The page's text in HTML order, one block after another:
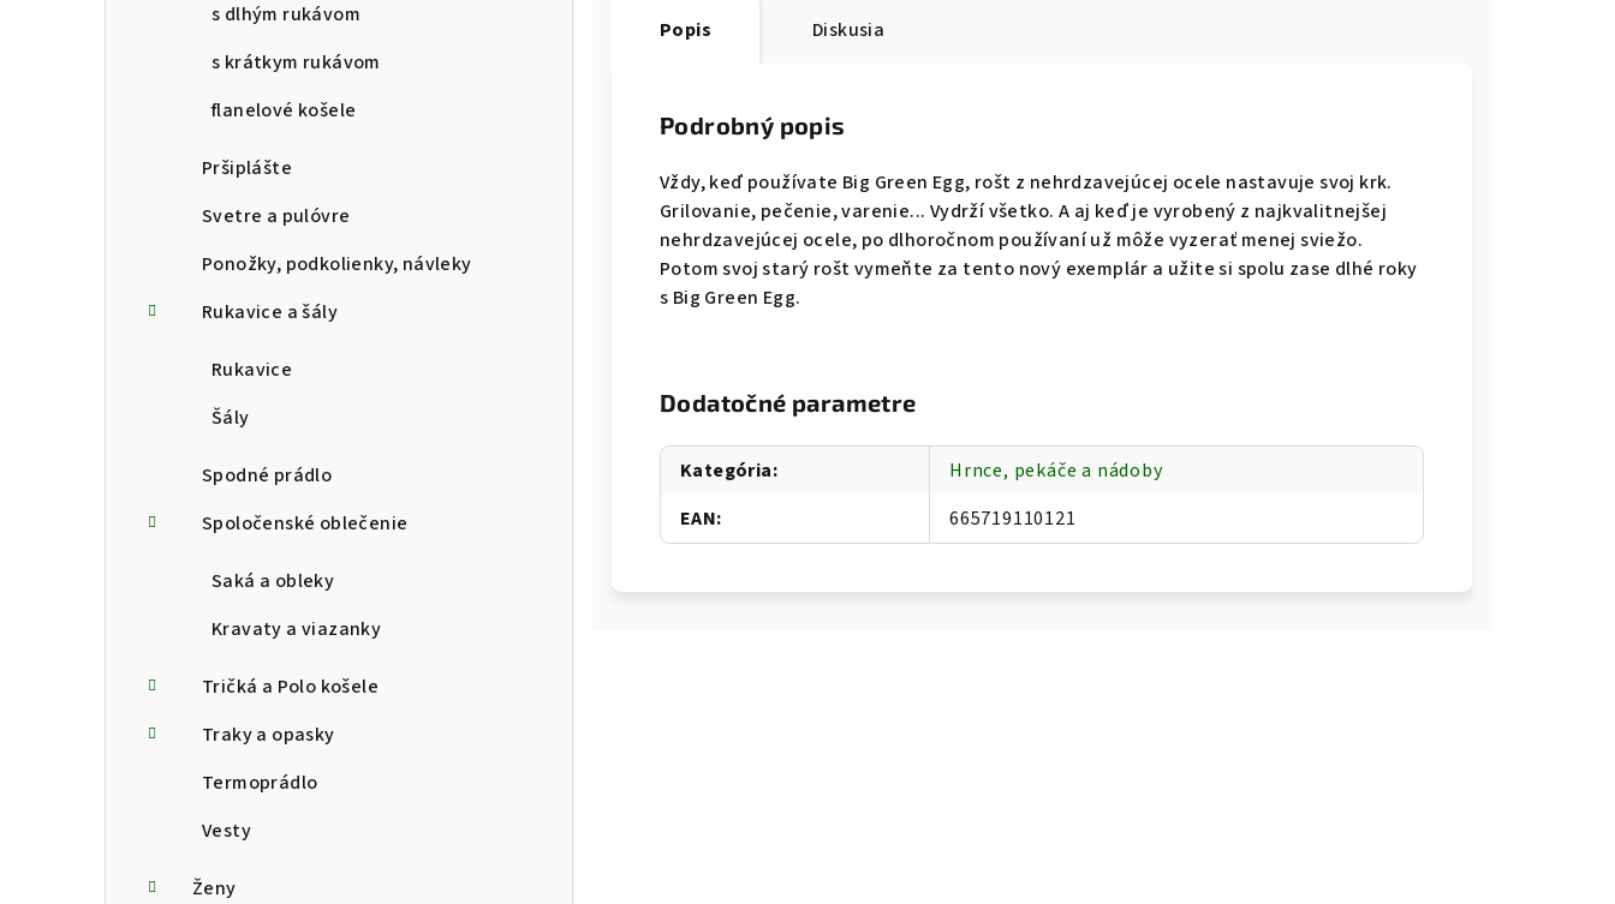
s dlhým rukávom
s krátkym rukávom
flanelové košele
Pršiplášte
Svetre a pulóvre
Ponožky, podkolienky, návleky
Rukavice a šály
Rukavice
Šály
Spodné prádlo
Spoločenské oblečenie
Saká a obleky
Kravaty a viazanky
Tričká a Polo košele
Traky a opasky
Termoprádlo
Vesty
Ženy
Popis Diskusia
Podrobný popis
Vždy, keď používate Big Green Egg, rošt z nehrdzavejúcej ocele nastavuje svoj krk.
Grilovanie, pečenie, varenie... Vydrží všetko. A aj keď je vyrobený z najkvalitnejšej
nehrdzavejúcej ocele, po dlhoročnom používaní už môže vyzerať menej sviežo.
Potom svoj starý rošt vymeňte za tento nový exemplár a užite si spolu zase dlhé roky
s Big Green Egg.
Dodatočné parametre
Kategória:
Hrnce, pekáče a nádoby
EAN: 665719110121